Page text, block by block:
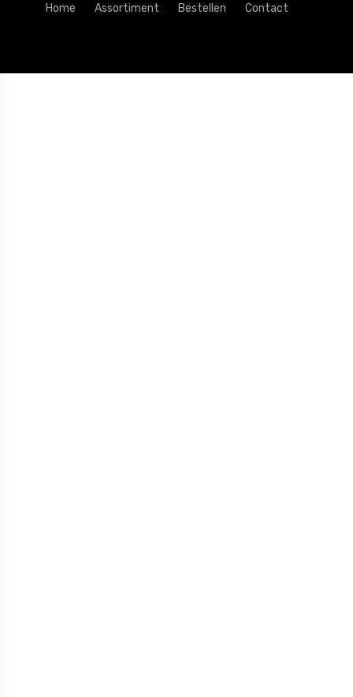
Home Assortiment Bestellen Contact